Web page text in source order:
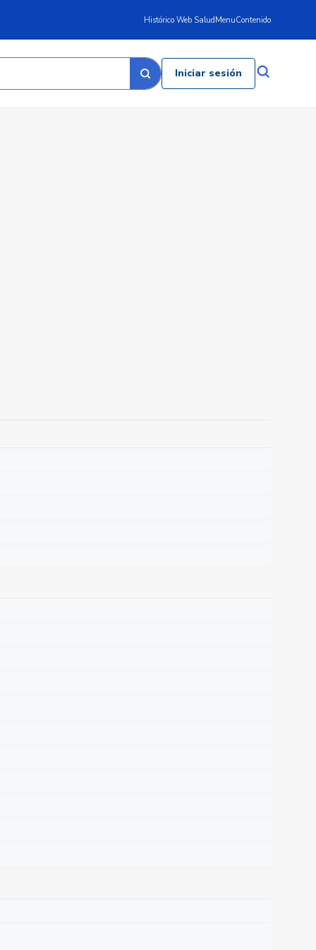
Histórico Web SaludMenuContenido
Iniciar sesión